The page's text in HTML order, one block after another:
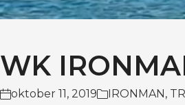
WK
oktober 11, 2019 IRONMAN,